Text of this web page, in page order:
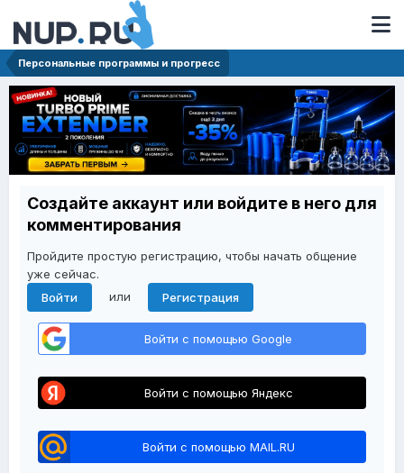
Персональные программы и прогресс
Создайте аккаунт или войдите в него для
комментирования
Пройдите простую регистрацию, чтобы начать общение
уже сейчас.
Войти
или Регистрация
Войти с помощью Google
Войти с помощью Яндекс
Войти с помощью MAIL.RU